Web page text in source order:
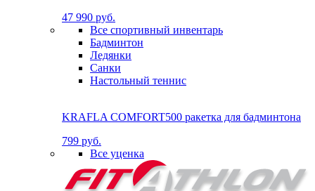
47 990 руб.
Все спортивный инвентарь
Бадминтон
Ледянки
Санки
Настольный теннис
KRAFLA COMFORT500 ракетка для бадминтона
799 руб.
Все уценка